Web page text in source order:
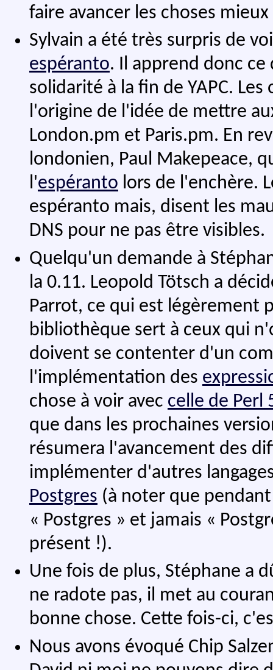
faire avancer les choses
Sylvain a été très surpris de
espéranto. Il apprend donc ce
solidarité à la fin de YAPC.
l'origine de l'idée de mettre
London.pm et Paris.pm. En
londonien, Paul Makepeace,
l'espéranto lors de l'enchère.
espéranto mais, disent les
DNS pour ne pas être visibles.
Quelqu'un demande à
la 0.11. Leopold Tötsch a
Parrot, ce qui est légèrement
bibliothèque sert à ceux qui
doivent se contenter d'un
l'implémentation des
chose à voir avec celle de Perl
que dans les prochaines
résumera l'avancement des
implémenter d'autres
Postgres (à noter que
« Postgres » et jamais «
présent !).
Une fois de plus, Stéphane a
ne radote pas, il met au
bonne chose. Cette fois-ci,
Nous avons évoqué Chip